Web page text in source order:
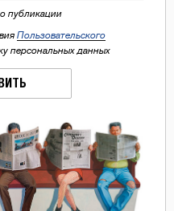
публикации
Пользовательского
персональных данных